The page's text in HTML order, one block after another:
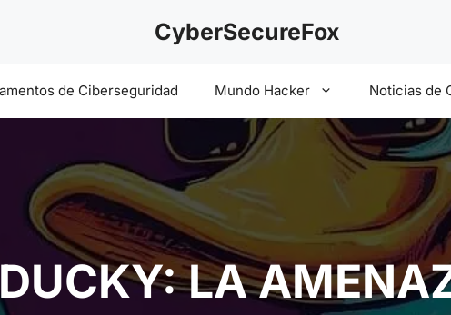
CyberSecureFox
de Ciberseguridad Mundo Hacker Noticias de
LA